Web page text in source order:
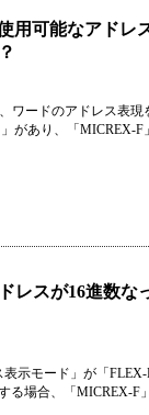
可能なアドレ
ワードのアドレス表
あり、「MICREX-F
レスが16進数な
示モード」が「
る場合、「MICREX-F